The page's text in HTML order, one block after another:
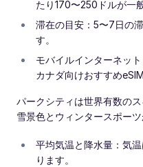
たり170〜250ドルが一
滞在の目安：5〜7日の
す。
モバイルインターネッ
カナダ向けおすすめ
パークシティは世界有数の
雪景色とウィンタースポーツ
平均気温と降水量：気
ります。